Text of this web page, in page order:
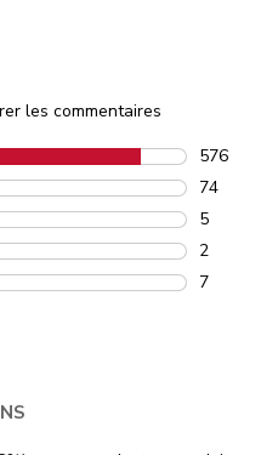
les commentaires
576
576
74
74
5
5
2
2
7